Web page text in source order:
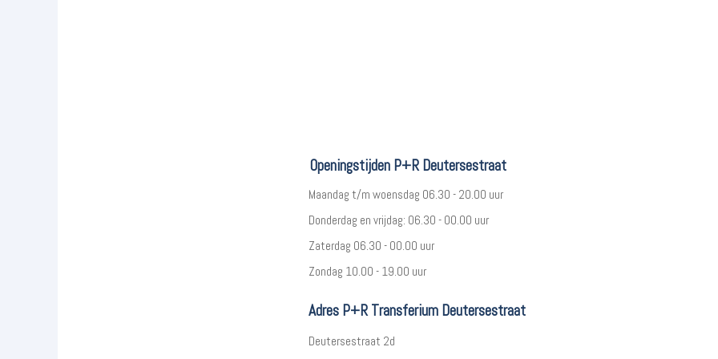
Openingstijden P+R Deutersestraat
Maandag t/m woensdag 06.30 - 20.00 uur
Donderdag en vrijdag: 06.30 - 00.00 uur
Zaterdag 06.30 - 00.00 uur
Zondag 10.00 - 19.00 uur
Adres P+R Transferium Deutersestraat
Deutersestraat 2d